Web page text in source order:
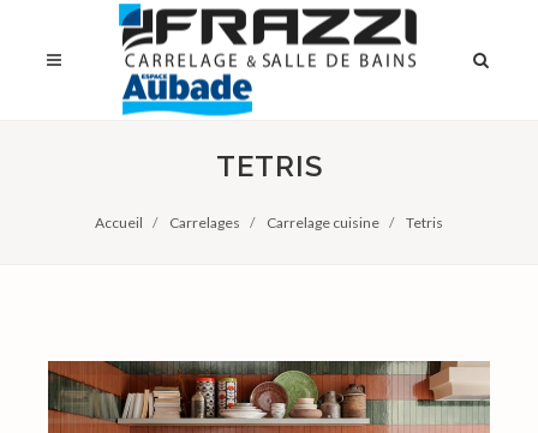
TETRIS
Accueil Carrelages Carrelage cuisine Tetris